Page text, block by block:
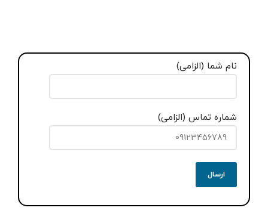
نام شما (الزامی)
شماره تماس (الزامی)